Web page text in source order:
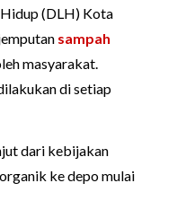
(DLH) Kota
sampah
masyarakat.
di setiap
dari kebijakan
ke depo mulai